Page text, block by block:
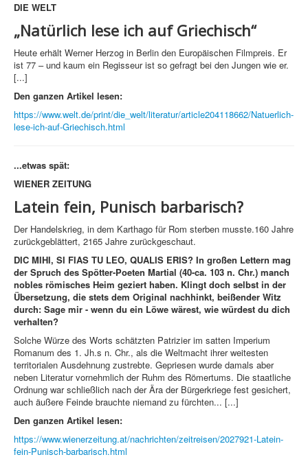
DIE WELT
„Natürlich lese ich auf Griechisch“
Heute erhält Werner Herzog in Berlin den Europäischen Filmpreis. Er
ist 77 – und kaum ein Regisseur ist so gefragt bei den Jungen wie er.
[...]
Den ganzen Artikel lesen:
https://www.welt.de/print/die_welt/literatur/article204118662/Natuerlich-
lese-ich-auf-Griechisch.html
...etwas spät:
WIENER ZEITUNG
Latein fein, Punisch barbarisch?
Der Handelskrieg, in dem Karthago für Rom sterben musste.160 Jahre
zurückgeblättert, 2165 Jahre zurückgeschaut.
DIC MIHI, SI FIAS TU LEO, QUALIS ERIS? In großen Lettern mag
der Spruch des Spötter-Poeten Martial (40-ca. 103 n. Chr.) manch
nobles römisches Heim geziert haben. Klingt doch selbst in der
Übersetzung, die stets dem Original nachhinkt, beißender Witz
durch: Sage mir - wenn du ein Löwe wärest, wie würdest du dich
verhalten?
Solche Würze des Worts schätzten Patrizier im satten Imperium
Romanum des 1. Jh.s n. Chr., als die Weltmacht ihrer weitesten
territorialen Ausdehnung zustrebte. Gepriesen wurde damals aber
neben Literatur vornehmlich der Ruhm des Römertums. Die staatliche
Ordnung war schließlich nach der Ära der Bürgerkriege fest gesichert,
auch äußere Feinde brauchte niemand zu fürchten... [...]
Den ganzen Artikel lesen:
https://www.wienerzeitung.at/nachrichten/zeitreisen/2027921-Latein-
fein-Punisch-barbarisch.html